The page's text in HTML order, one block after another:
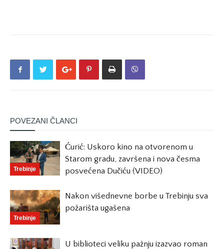
POVEZANI ČLANCI
Trebinje
Ćurić: Uskoro kino na otvorenom u
Starom gradu, završena i nova česma
posvećena Dučiću (VIDEO)
Trebinje
Nakon višednevne borbe u Trebinju sva
požarišta ugašena
U biblioteci veliku pažnju izazvao roman